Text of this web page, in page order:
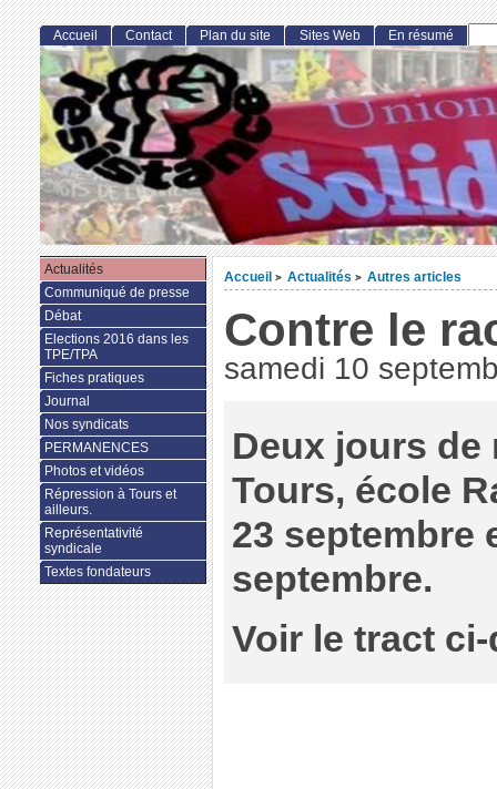
Accueil > Actualités > Autres articles
Contre le
samedi 10
Deux jours
Tours, école
23 septembre
septembre.
Voir le tract
Accueil Contact Plan du site Sites Web En résumé
Actualités
Communiqué de presse
Débat
Elections 2016 dans les
TPE/TPA
Fiches pratiques
Journal
Nos syndicats
PERMANENCES
Photos et vidéos
Répression à Tours et
ailleurs.
Représentativité
syndicale
Textes fondateurs